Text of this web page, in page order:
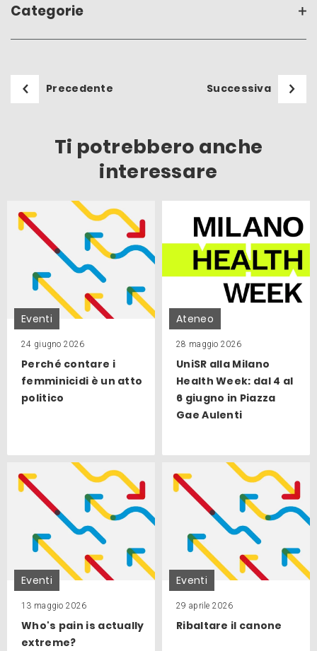
Categorie
Precedente Successiva
Ti potrebbero anche
interessare
Eventi
24 giugno 2026
Perché contare i
femminicidi è un atto
politico
Ateneo
28 maggio 2026
UniSR alla Milano
Health Week: dal 4 al
6 giugno in Piazza
Gae Aulenti
Eventi
13 maggio 2026
Who's pain is actually
extreme?
Eventi
29 aprile 2026
Ribaltare il canone